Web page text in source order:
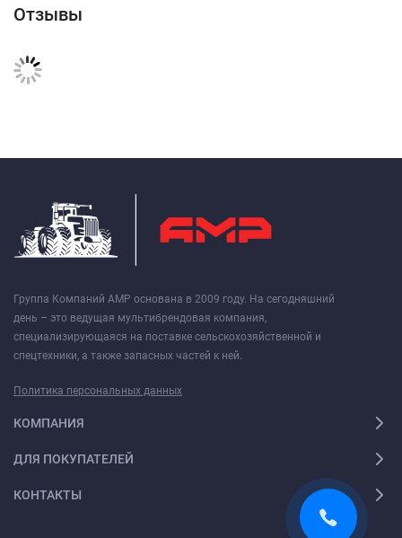
Отзывы
Группа Компаний АМР основана в 2009 году. На сегодняшний
день – это ведущая мультибрендовая компания,
специализирующаяся на поставке сельскохозяйственной и
спецтехники, а также запасных частей к ней.
Политика персональных данных
КОМПАНИЯ
ДЛЯ ПОКУПАТЕЛЕЙ
КОНТАКТЫ